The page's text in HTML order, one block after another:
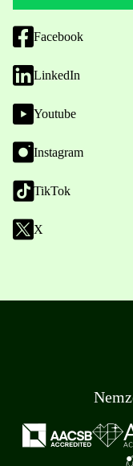
Facebook
LinkedIn
Youtube
Instagram
TikTok
X